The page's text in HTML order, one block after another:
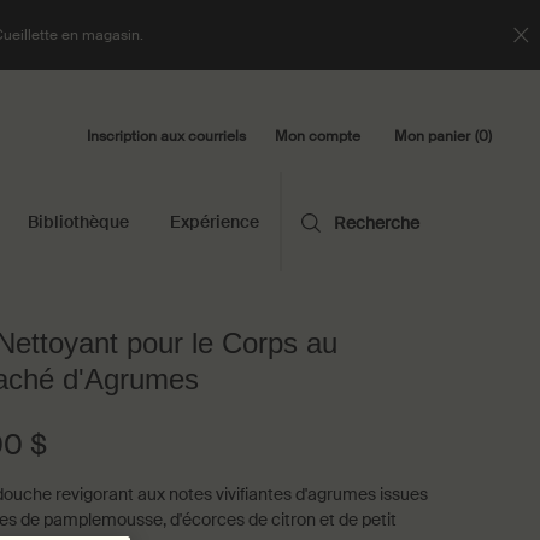
en magasin.
Inscription aux courriels Mon compte Mon panier 0
0 product in cart
Bibliothèque Expérience Recherche
pour le Corps au
d'Agrumes
$
revigorant aux notes vivifiantes d'agrumes issues
de pamplemousse, d'écorces de citron et de petit